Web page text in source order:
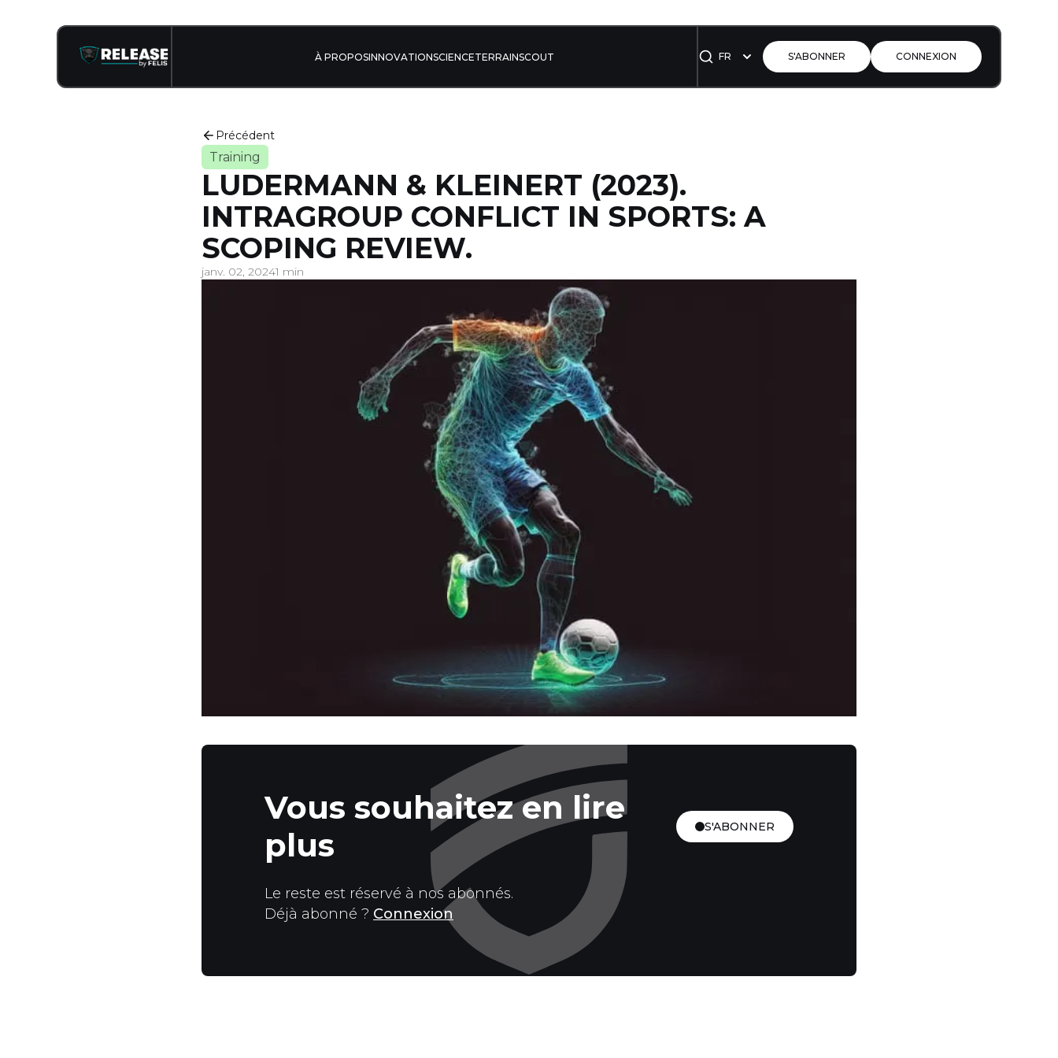
INNOVATIONSCIENCETERRAINSCOUT
À PROPOS FR S'ABONNER CONNEXION
Précédent
Training
LUDERMANN & KLEINERT (2023).
INTRAGROUP CONFLICT IN SPORTS: A
SCOPING REVIEW.
janv. 02, 20241 min
Vous souhaitez en lire
plus
S'ABONNER
Le reste est réservé à nos abonnés.
Déjà abonné ? Connexion